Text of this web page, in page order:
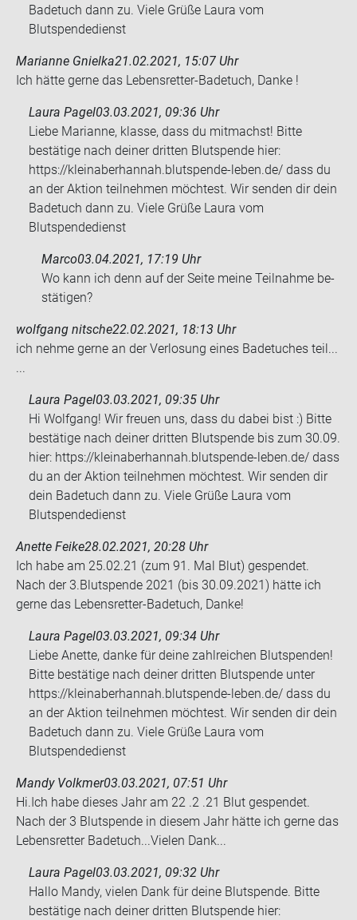
Badetuch dann zu. Viele Grüße Laura vom
Blutspendedienst
Marianne Gnielka21.02.2021, 15:07 Uhr
Ich hätte gerne das Lebensretter-​Badetuch, Danke !
Laura Pagel03.03.2021, 09:36 Uhr
Liebe Marianne, klasse, dass du mitmachst! Bitte
bestätige nach deiner dritten Blutspende hier:
https://kleinaberhannah.blutspende-leben.de/ dass du
an der Aktion teilnehmen möchtest. Wir senden dir dein
Badetuch dann zu. Viele Grüße Laura vom
Blutspendedienst
Marco03.04.2021, 17:19 Uhr
Wo kann ich denn auf der Seite meine Teil­nah­me be­
stä­ti­gen?
wolfgang nitsche22.02.2021, 18:13 Uhr
ich nehme gerne an der Ver­lo­sung eines Ba­de­tu­ches teil...
...
Laura Pagel03.03.2021, 09:35 Uhr
Hi Wolfgang! Wir freuen uns, dass du dabei bist :) Bitte
bestätige nach deiner dritten Blutspende bis zum 30.09.
hier: https://kleinaberhannah.blutspende-leben.de/ dass
du an der Aktion teilnehmen möchtest. Wir senden dir
dein Badetuch dann zu. Viele Grüße Laura vom
Blutspendedienst
Anette Feike28.02.2021, 20:28 Uhr
Ich habe am 25.02.21 (zum 91. Mal Blut) ge­spen­det.
Nach der 3.Blut­spen­de 2021 (bis 30.09.2021) hätte ich
gerne das Lebensretter-​​Ba­de­tuch, Danke!
Laura Pagel03.03.2021, 09:34 Uhr
Liebe Anette, danke für deine zahlreichen Blutspenden!
Bitte bestätige nach deiner dritten Blutspende unter
https://kleinaberhannah.blutspende-leben.de/ dass du
an der Aktion teilnehmen möchtest. Wir senden dir dein
Badetuch dann zu. Viele Grüße Laura vom
Blutspendedienst
Mandy Volkmer03.03.2021, 07:51 Uhr
Hi.Ich habe die­ses Jahr am 22 .2 .21 Blut ge­spen­det.
Nach der 3 Blut­spen­de in die­sem Jahr hätte ich gerne das
Le­bens­ret­ter Ba­de­tuch...Vie­len Dank...
Laura Pagel03.03.2021, 09:32 Uhr
Hallo Mandy, vielen Dank für deine Blutspende. Bitte
bestätige nach deiner dritten Blutspende hier: